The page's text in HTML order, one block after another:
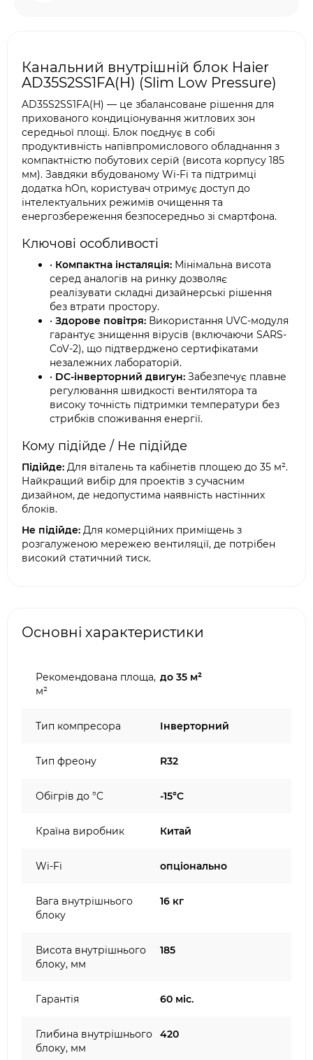
Канальний внутрішній блок Haier
AD35S2SS1FA(H) (Slim Low Pressure)
AD35S2SS1FA(H) — це збалансоване рішення для
прихованого кондиціонування житлових зон
середньої площі. Блок поєднує в собі
продуктивність напівпромислового обладнання з
компактністю побутових серій (висота корпусу 185
мм). Завдяки вбудованому Wi-Fi та підтримці
додатка hOn, користувач отримує доступ до
інтелектуальних режимів очищення та
енергозбереження безпосередньо зі смартфона.
Ключові особливості
• Компактна інсталяція: Мінімальна висота
серед аналогів на ринку дозволяє
реалізувати складні дизайнерські рішення
без втрати простору.
• Здорове повітря: Використання UVC-модуля
гарантує знищення вірусів (включаючи SARS-
CoV-2), що підтверджено сертифікатами
незалежних лабораторій.
• DC-інверторний двигун: Забезпечує плавне
регулювання швидкості вентилятора та
високу точність підтримки температури без
стрибків споживання енергії.
Кому підійде / Не підійде
Підійде: Для віталень та кабінетів площею до 35 м².
Найкращий вибір для проектів з сучасним
дизайном, де недопустима наявність настінних
блоків.
Не підійде: Для комерційних приміщень з
розгалуженою мережею вентиляції, де потрібен
високий статичний тиск.
Основні характеристики
Рекомендована площа,
м²
до 35 м²
Тип компресора Інверторний
Тип фреону R32
Обігрів до °C -15°C
Країна виробник Китай
Wi-Fi опціонально
Вага внутрішнього
блоку
16 кг
Висота внутрішнього
блоку, мм
185
Гарантія 60 міс.
Глибина внутрішнього
блоку, мм
420